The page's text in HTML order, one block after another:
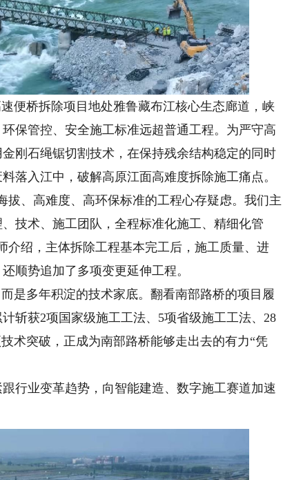
桥拆除项目地处雅鲁藏布江核心生态廊道，峡
保管控、安全施工标准远超普通工程。为严守高
刚石绳锯切割技术，在保持残余结构稳定的同时
落入江中，破解高原江面高难度拆除施工痛点。
、高难度、高环保标准的工程心存疑虑。我们主
技术、施工团队，全程标准化施工、精细化管
介绍，主体拆除工程基本完工后，施工质量、进
顺势追加了多项变更延伸工程。
多年积淀的技术家底。翻看南部路桥的项目履
斩获2项国家级施工工法、5项省级施工工法、28
术突破，正成为南部路桥能够走出去的有力“凭
业变革趋势，向智能建造、数字施工赛道加速